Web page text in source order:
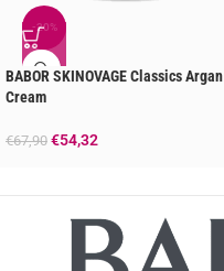
-20%
BABOR SKINOVAGE Classics Argan
Cream
€67,90 €54,32